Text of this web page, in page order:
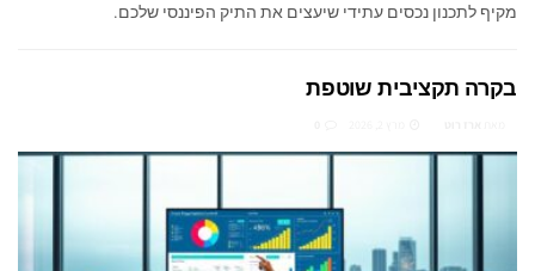
מקיף לתכנון נכסים עתידי שיעצים את התיק הפיננסי שלכם.
בקרה תקציבית שוטפת